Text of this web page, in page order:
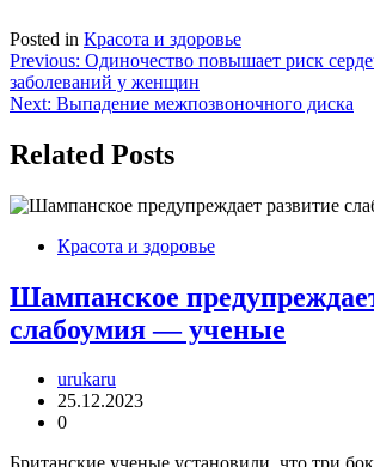
Posted in Красота и здоровье
Навигация
по
Previous: Одиночество повышает риск
заболеваний у женщин
Next: Выпадение межпозвоночного диска
Related Posts
Красота и здоровье
Шампанское
слабоумия — ученые
urukaru
25.12.2023
0